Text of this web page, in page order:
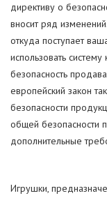
директиву о
вносит ряд
откуда поступает
использовать систему
безопасность
европейский закон
безопасности
общей безопасности
дополнительные
Игрушки,